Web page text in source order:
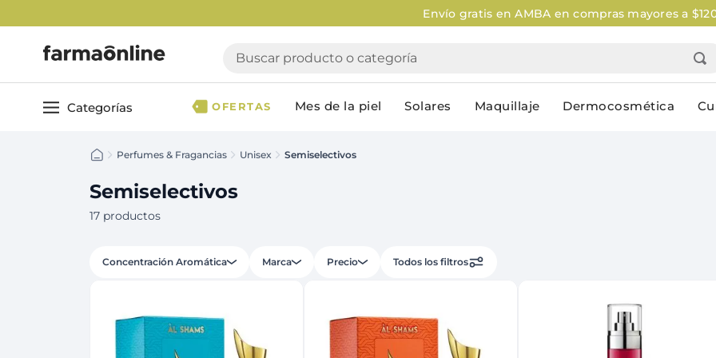
Envío gratis en AMBA en compras mayores a $120.000Aplican
Buscar producto o categoría
Categorías
Cuidado Personal
Dermocosmética
Maquillaje
Bebé & Maternidad
Accesorios de Belleza
Ver todoCuidado Personal
Shampoo
Faciales
Repelentes
OFERTAS Mes de la piel Solares Maquillaje Dermocosmética
Perfumes & Fragancias Unisex Semiselectivos
Semiselectivos
17 productos
Concentración Aromática Marca Precio Todos los filtros